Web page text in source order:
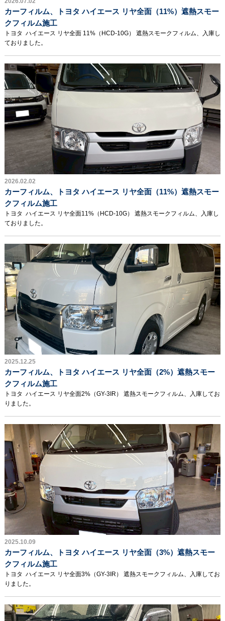
カーフィルム、トヨタ ハイエース リヤ全面（11%）遮熱スモー
クフィルム施工
トヨタ ハイエース リヤ全面 11%（HCD-10G） 遮熱スモークフィルム、入庫し
ておりました。
2026.02.02
カーフィルム、トヨタ ハイエース リヤ全面（11%）遮熱スモー
クフィルム施工
トヨタ ハイエース リヤ全面11%（HCD-10G） 遮熱スモークフィルム、入庫し
ておりました。
2025.12.25
カーフィルム、トヨタ ハイエース リヤ全面（2%）遮熱スモー
クフィルム施工
トヨタ ハイエース リヤ全面2%（GY-3IR） 遮熱スモークフィルム、入庫してお
りました。
2025.10.09
カーフィルム、トヨタ ハイエース リヤ全面（3%）遮熱スモー
クフィルム施工
トヨタ ハイエース リヤ全面3%（GY-3IR） 遮熱スモークフィルム、入庫してお
りました。